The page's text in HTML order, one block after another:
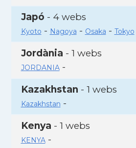
Japó - 4 webs
Kyoto - Nagoya - Osaka - Tokyo
Jordània - 1 webs
JORDANIA-
Kazakhstan - 1 webs
Kazakhstan -
Kenya - 1 webs
KENYA-